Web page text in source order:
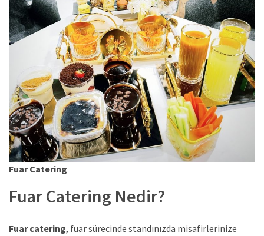
Fuar Catering
Fuar Catering Nedir?
Fuar catering, fuar sürecinde standınızda misafirlerinize